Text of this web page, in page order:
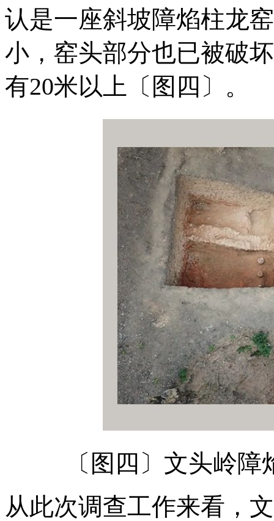
认是一座斜坡障焰柱龙
小，窑头部分也已被破
有20米以上〔图四〕。
〔图四〕文头岭
从此次调查工作来看，